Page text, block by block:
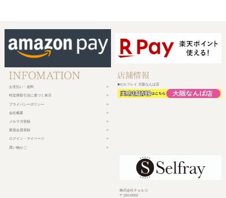
お支払い・送料
特定商取引法に基づく表示
プライバシーポリシー
会社概要
メルマガ登録
新規会員登録
ログイン・マイページ
買い物かご
■セルフレイ 大阪なんば店
株式会社チェルコ
〒150-0002